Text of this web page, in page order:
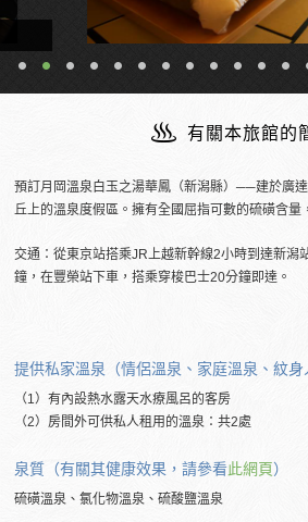
有關本旅館的
預訂月岡溫泉白玉之湯華鳳（新潟縣）──建於廣
丘上的溫泉度假區。擁有全國屈指可數的硫磺含量
交通：從東京站搭乘JR上越新幹線2小時到達新潟
鐘，在豐榮站下車，搭乘穿梭巴士20分鐘即達。
提供私家溫泉（情侶溫泉、家庭溫泉、紋身
（1）有內設熱水露天水療風呂的客房
（2）房間外可供私人租用的溫泉：共2處
泉質（有關其健康效果，請參看此網頁）
硫磺溫泉、氯化物溫泉、硫酸鹽溫泉